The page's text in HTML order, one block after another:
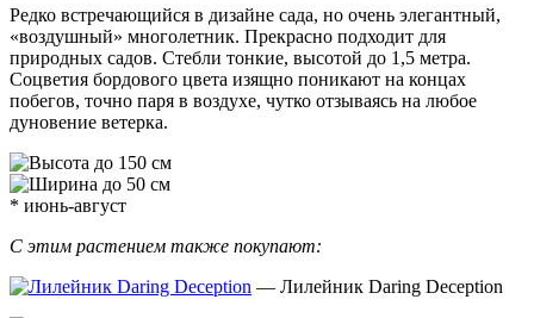
Редко встречающийся в дизайне сада, но очень элегантный,
«воздушный» многолетник. Прекрасно подходит для
природных садов. Стебли тонкие, высотой до 1,5 метра.
Соцветия бордового цвета изящно поникают на концах
побегов, точно паря в воздухе, чутко отзываясь на любое
дуновение ветерка.
до 150 см
до 50 см
* июнь-август
С этим растением также покупают:
— Лилейник Daring Deception